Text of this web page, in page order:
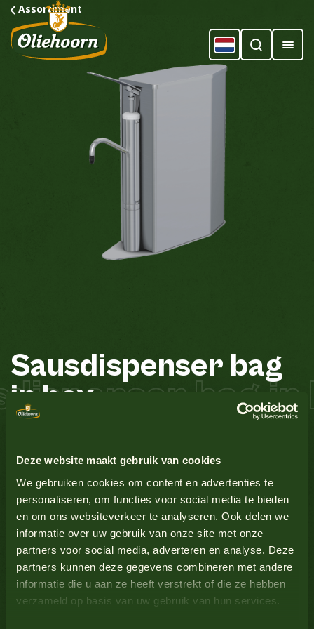
Deze website maakt gebruik van cookies
We gebruiken cookies om content en advertenties te
personaliseren, om functies voor social media te bieden
en om ons websiteverkeer te analyseren. Ook delen we
informatie over uw gebruik van onze site met onze
partners voor social media, adverteren en analyse. Deze
partners kunnen deze gegevens combineren met andere
informatie die u aan ze heeft verstrekt of die ze hebben
verzameld op basis van uw gebruik van hun services.
Assortiment
bag in
Sausdispenser bag
in box
De roestvrijstalen sausdispensers van Oliehoorn zijn
Doordat de portiegrootte kan worden ingesteld kunt u
zorgen voor een juiste portionering. Het roestvrijstalen
materiaal kan in de vaatwasser worden gereinigd en
garandeert een lange levensduur. Het luchtdichte
systeem met de saus in bag in box verpakking zorgt
voor behoud van optimale kwaliteit van de saus. De
Sausking Rood is geschikt voor 8 kilo zakken currysaus,
tomatenketchup en wimpiesaus. Oliehoorn levert en
Aardnoten Nee
Glutenbevattende granen
Lupine Nee
Melk Nee
Mosterd
Bekijk alle producten
Bekijk alle producten
Bekijk alle producten